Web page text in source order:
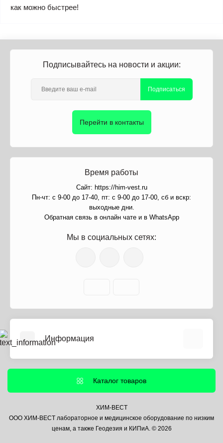
как можно быстрее!
Подписывайтесь на новости и акции:
Подписаться
Перейти в контакты
Время работы
Сайт: https://him-vest.ru
Пн-чт: с 9-00 до 17-40, пт: с 9-00 до 17-00, сб и вскр:
выходные дни.
Обратная связь в онлайн чате и в WhatsApp
Мы в социальных сетях:
Информация
Информация о доставке
Политика безопасности
Контакты
Каталог товаров
ХИМ-ВЕСТ
ООО ХИМ-ВЕСТ лабораторное и медицинское оборудование по низким
ценам, а также Геодезия и КИПиА. © 2026